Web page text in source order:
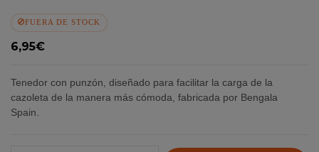
FUERA DE STOCK
6,95€
Tenedor con punzón, diseñado para facilitar la carga de la
cazoleta de la manera más cómoda, fabricada por Bengala
Spain.